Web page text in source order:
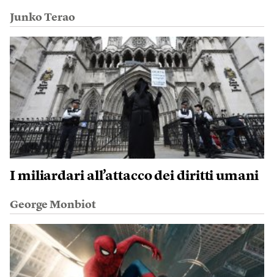
Junko Terao
I miliardari all’attacco dei diritti umani
George Monbiot